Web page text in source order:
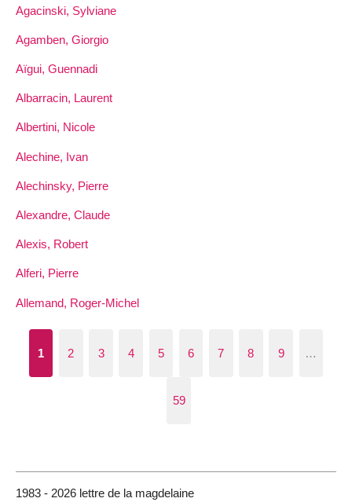
Agacinski, Sylviane
Agamben, Giorgio
Aïgui, Guennadi
Albarracin, Laurent
Albertini, Nicole
Alechine, Ivan
Alechinsky, Pierre
Alexandre, Claude
Alexis, Robert
Alferi, Pierre
Allemand, Roger-Michel
1 2 3 4 5 6 7 8 9 …
59
1983 - 2026 lettre de la magdelaine